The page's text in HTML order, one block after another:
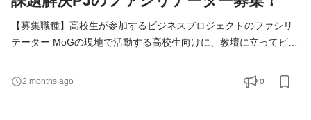
【募集職種】高校生が参加するビジネスプロジェクトのファシリ
テーター MoGの現地で活動する高校生向けに、教壇に立ってビジ
います。 very50が目指すのは、高校生が本質的に「社会」を学べ
る場を提供すること。それは、大人が本気で社会に価値を生むた
2 months ago 0